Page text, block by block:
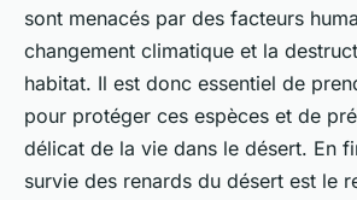
sont menacés par des facteurs
changement climatique et la
habitat. Il est donc essentiel de
pour protéger ces espèces et de
délicat de la vie dans le désert. En
survie des renards du désert est le